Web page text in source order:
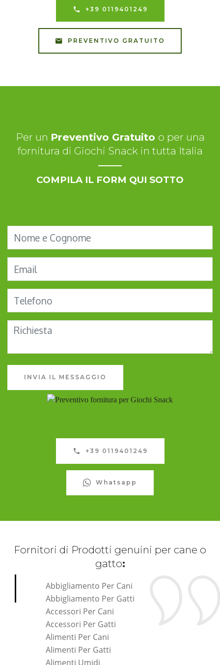
+39 0119401249
PREVENTIVO GRATUITO
Per un Preventivo Gratuito o per una
fornitura di Giochi Snack in tutta Italia
COMPILA IL FORM QUI SOTTO
INVIA IL MESSAGGIO
+39 0119401249
Whatsapp
Fornitori di Prodotti genuini per cane o
gatto:
Abbigliamento Per Cani
Abbigliamento Per Gatti
Accessori Per Cani
Accessori Per Gatti
Alimenti Per Cani
Alimenti Per Gatti
Alimenti Umidi